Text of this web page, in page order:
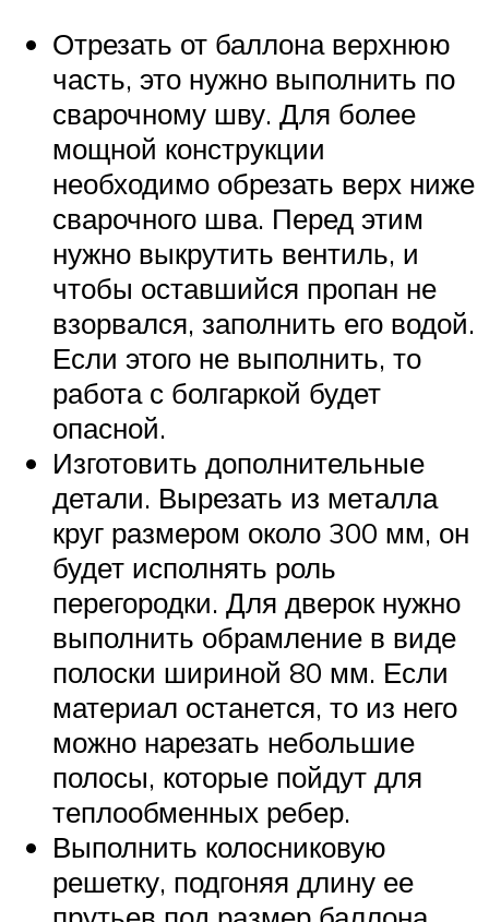
Отрезать от баллона верхнюю
часть, это нужно выполнить по
сварочному шву. Для более
мощной конструкции
необходимо обрезать верх ниже
сварочного шва. Перед этим
нужно выкрутить вентиль, и
чтобы оставшийся пропан не
взорвался, заполнить его водой.
Если этого не выполнить, то
работа с болгаркой будет
опасной.
Изготовить дополнительные
детали. Вырезать из металла
круг размером около 300 мм, он
будет исполнять роль
перегородки. Для дверок нужно
выполнить обрамление в виде
полоски шириной 80 мм. Если
материал останется, то из него
можно нарезать небольшие
полосы, которые пойдут для
теплообменных ребер.
Выполнить колосниковую
решетку, подгоняя длину ее